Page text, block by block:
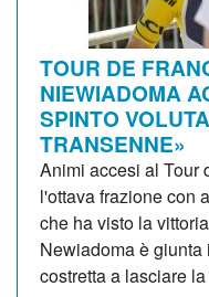
TOUR DE
NIEWIADOMA
SPINTO
TRANSENNE»
Animi accesi al Tour
l'ottava frazione con
che ha visto la
Newiadoma è
costretta a lasciare